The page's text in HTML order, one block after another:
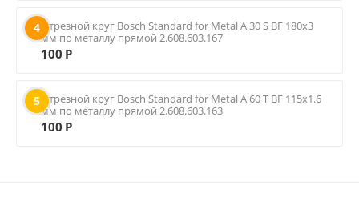
4 Отрезной круг Bosch Standard for Metal A 30 S BF 180х3
мм по металлу прямой 2.608.603.167
100 Р
5 Отрезной круг Bosch Standard for Metal A 60 T BF 115х1.6
мм по металлу прямой 2.608.603.163
100 Р